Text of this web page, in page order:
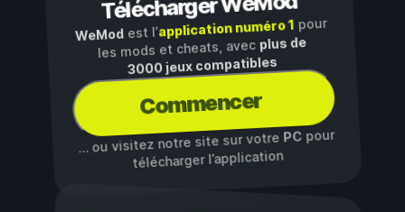
WeModest l’application numéro 1pour
les mods et cheats, avec plus de
3000 jeux compatibles
Commencer
… ou visitez notre site sur votre PCpour
télécharger l’application